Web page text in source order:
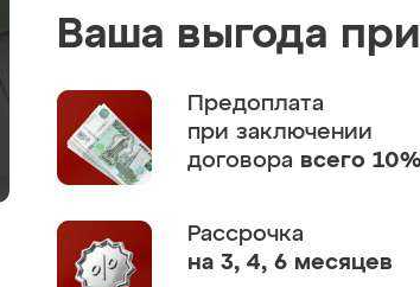
Ваша выгода
Предоплата
при заключении
договора всего 10%
Рассрочка
на 3, 4, 6 месяцев